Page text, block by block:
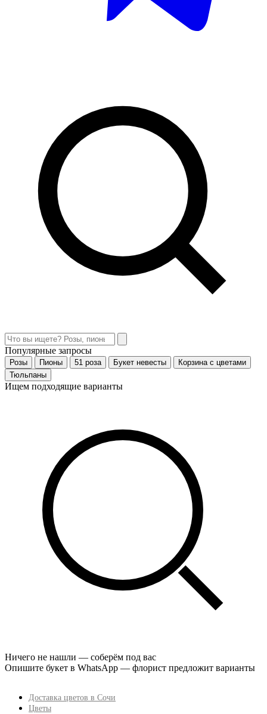
Популярные запросы
Розы Пионы 51 роза Букет невесты
Корзина с цветами
Тюльпаны
Ищем подходящие варианты
Ничего не нашли — соберём под вас
Опишите букет в WhatsApp — флорист предложит варианты
Доставка цветов в Сочи
Цветы